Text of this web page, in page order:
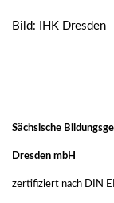
Bild: IHK Dresden
Sächsische
Dresden mbH
zertifiziert nach DIN